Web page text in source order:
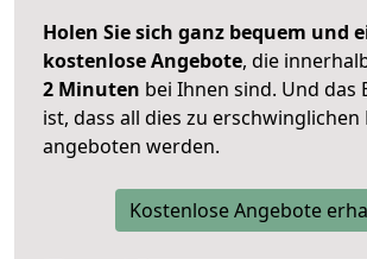
Holen Sie sich ganz bequem und
kostenlose Angebote, die
2 Minuten bei Ihnen sind. Und das
ist, dass all dies zu erschwinglichen
angeboten werden.
Kostenlose Angebote